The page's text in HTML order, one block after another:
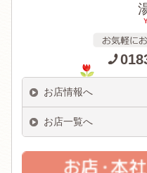
お店情報へ
お店一覧へ